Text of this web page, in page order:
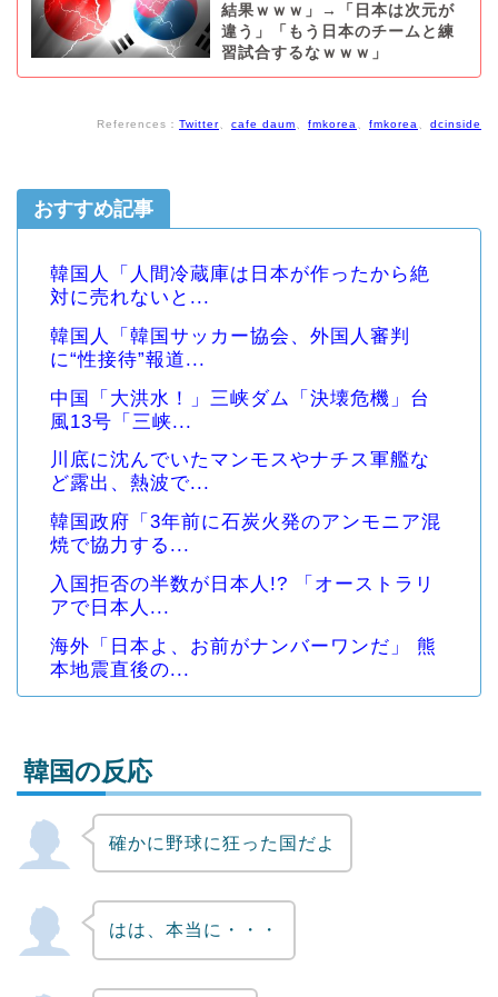
結果ｗｗｗ」→「日本は次元が
違う」「もう日本のチームと練
習試合するなｗｗｗ」
References： Twitter cafe daum fmkorea fmkorea dcinside
おすすめ記事
韓国人「人間冷蔵庫は日本が作ったから絶
対に売れないと...
韓国人「韓国サッカー協会、外国人審判
に“性接待”報道...
中国「大洪水！」三峡ダム「決壊危機」台
風13号「三峡...
川底に沈んでいたマンモスやナチス軍艦な
ど露出、熱波で...
韓国政府「3年前に石炭火発のアンモニア混
焼で協力する...
入国拒否の半数が日本人!? 「オーストラリ
アで日本人...
海外「日本よ、お前がナンバーワンだ」 熊
本地震直後の...
Powered by livedoor 相互RSS
韓国の反応
確かに野球に狂った国だよ
はは、本当に・・・